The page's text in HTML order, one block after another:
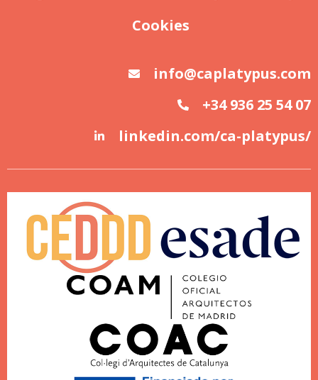
Cookies
info@caplatypus.com
+34 936 25 54 07
linkedin.com/ca-platypus/